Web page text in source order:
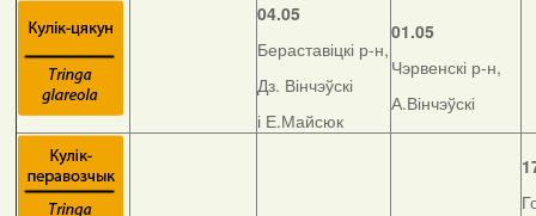
04.05
Бераставіцкі р-н,
Дз. Вінчэўскі
і Е.Майсюк
01.05
Чэрвенскі р-н,
А.Вінчэўскі